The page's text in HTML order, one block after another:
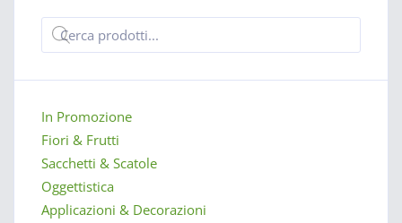
In Promozione
Fiori & Frutti
Sacchetti & Scatole
Oggettistica
Applicazioni & Decorazioni